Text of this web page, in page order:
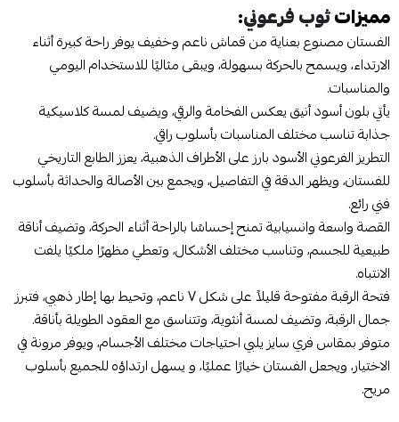
مميزاتثوب فرعوني:
الفستان مصنوع بعناية من قماش ناعم وخفيف يوفر راحة كبيرة أثناء
الارتداء، ويسمح بالحركة بسهولة، ويبقى مثاليًا للاستخدام اليومي
والمناسبات.
يأتي بلون أسود أنيق يعكس الفخامة والرقي، ويضيف لمسة كلاسيكية
جذابة تناسب مختلف المناسبات بأسلوب راقي.
التطريز الفرعوني الأسود بارز على الأطراف الذهبية، يعزز الطابع التاريخي
للفستان، ويظهر الدقة في التفاصيل، ويجمع بين الأصالة والحداثة بأسلوب
فني رائع.
القصة واسعة وانسيابية تمنح إحساسًا بالراحة أثناء الحركة، وتضيف أناقة
طبيعية للجسم، وتناسب مختلف الأشكال، وتعطي مظهرًا ملكيًا يلفت
الانتباه.
فتحة الرقبة مفتوحة قليلاً على شكل V ناعم، وتحيط بها إطار ذهبي، فتبرز
جمال الرقبة، وتضيف لمسة أنثوية، وتتناسق مع العقود الطويلة بأناقة.
متوفر بمقاس فري سايز يلبي احتياجات مختلف الأجسام، ويوفر مرونة في
الاختيار، ويجعل الفستان خيارًا عمليًا، و يسهل ارتداؤه للجميع بأسلوب
مريح.